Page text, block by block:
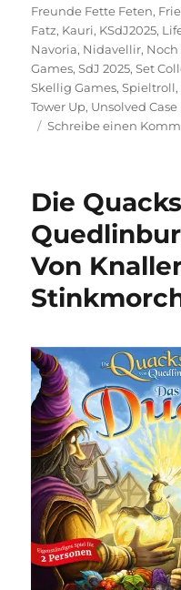
Freunde Fette Feten,
Fatz, Kauri, KSdJ2025,
Navoria, Nidavellir,
Games,SdJ 2025,Set
Skellig Games,Spieltroll,
Tower Up, Unsolved
Schreibe einen
Die
Von